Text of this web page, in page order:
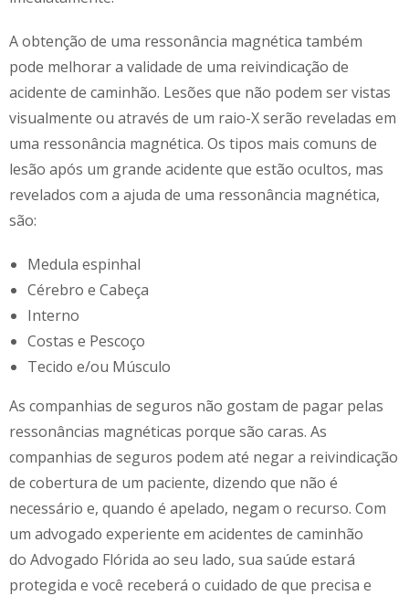
A obtenção de uma ressonância magnética também
pode melhorar a validade de uma reivindicação de
acidente de caminhão. Lesões que não podem ser vistas
visualmente ou através de um raio-X serão reveladas em
uma ressonância magnética. Os tipos mais comuns de
lesão após um grande acidente que estão ocultos, mas
revelados com a ajuda de uma ressonância magnética,
são:
Medula espinhal
Cérebro e Cabeça
Interno
Costas e Pescoço
Tecido e/ou Músculo
As companhias de seguros não gostam de pagar pelas
ressonâncias magnéticas porque são caras. As
companhias de seguros podem até negar a reivindicação
de cobertura de um paciente, dizendo que não é
necessário e, quando é apelado, negam o recurso. Com
um advogado experiente em acidentes de caminhão
do Advogado Flórida ao seu lado, sua saúde estará
protegida e você receberá o cuidado de que precisa e